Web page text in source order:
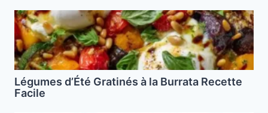
Légumes d’Été Gratinés à la Burrata Recette
Facile